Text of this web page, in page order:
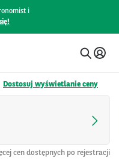
i
Dostosuj wyświetlanie ceny
cen dostępnych po rejestracji